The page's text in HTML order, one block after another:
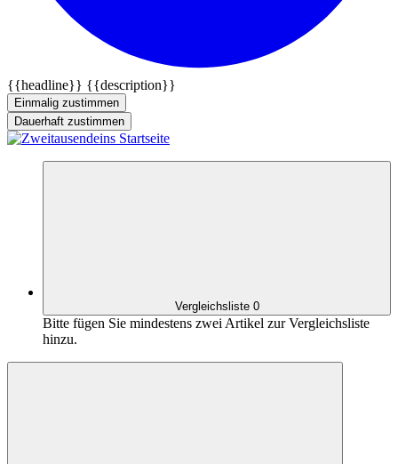
{{headline}} {{description}}
Einmalig zustimmen
Dauerhaft zustimmen
Vergleichsliste 0
Bitte fügen Sie mindestens zwei Artikel zur Vergleichsliste
hinzu.